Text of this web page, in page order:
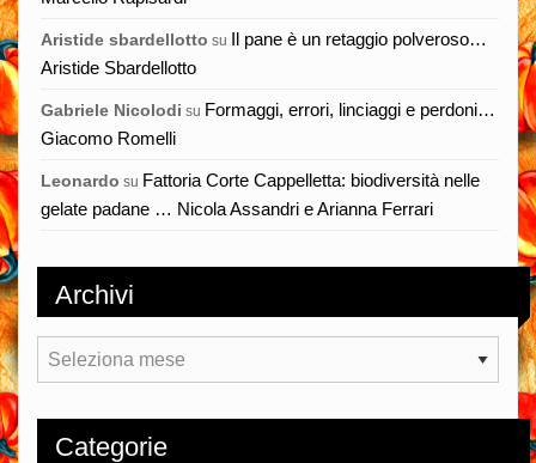
Aristide sbardellotto su Il pane è un retaggio polveroso…
Aristide Sbardellotto
Gabriele Nicolodi su Formaggi, errori, linciaggi e perdoni…
Giacomo Romelli
Leonardo su Fattoria Corte Cappelletta: biodiversità nelle
gelate padane … Nicola Assandri e Arianna Ferrari
Archivi
Archivi
Categorie